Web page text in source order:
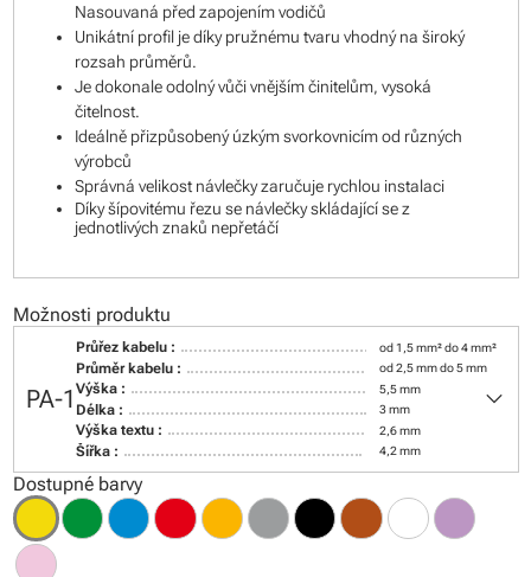
Nasouvaná před zapojením vodičů
Unikátní profil je díky pružnému tvaru vhodný na široký
rozsah průměrů.
Je dokonale odolný vůči vnějším činitelům, vysoká
čitelnost.
Ideálně přizpůsobený úzkým svorkovnicím od různých
výrobců
Správná velikost návlečky zaručuje rychlou instalaci
Díky šípovitému řezu se návlečky skládající se z
jednotlivých znaků nepřetáčí
Možnosti produktu
PA-1
Průřez kabelu : od 1,5 mm² do 4 mm²
Průměr kabelu : od 2,5 mm do 5 mm
Výška : 5,5 mm
Délka : 3 mm
Výška textu : 2,6 mm
Šířka : 4,2 mm
keyboard_arrow_down
Dostupné barvy